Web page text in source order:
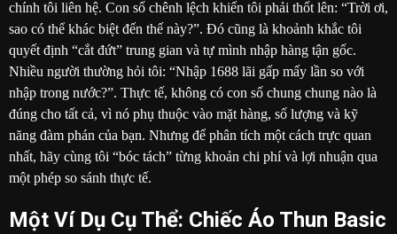
chính tôi liên hệ. Con số chênh lệch khiến tôi phải thốt lên: “Trời ơi,
sao có thể khác biệt đến thế này?”. Đó cũng là khoảnh khắc tôi
quyết định “cắt đứt” trung gian và tự mình nhập hàng tận gốc.
Nhiều người thường hỏi tôi: “Nhập 1688 lãi gấp mấy lần so với
nhập trong nước?”. Thực tế, không có con số chung chung nào là
đúng cho tất cả, vì nó phụ thuộc vào mặt hàng, số lượng và kỹ
năng đàm phán của bạn. Nhưng để phân tích một cách trực quan
nhất, hãy cùng tôi “bóc tách” từng khoản chi phí và lợi nhuận qua
một phép so sánh thực tế.
Một Ví Dụ Cụ Thể: Chiếc Áo Thun Basic